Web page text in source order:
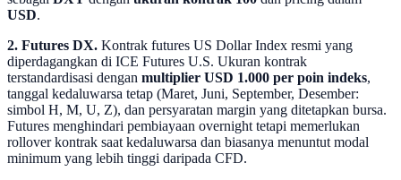
USD.
2. Futures DX. Kontrak futures US Dollar Index resmi yang
diperdagangkan di ICE Futures U.S. Ukuran kontrak
terstandardisasi dengan multiplier USD 1.000 per poin indeks,
tanggal kedaluwarsa tetap (Maret, Juni, September, Desember:
simbol H, M, U, Z), dan persyaratan margin yang ditetapkan bursa.
Futures menghindari pembiayaan overnight tetapi memerlukan
rollover kontrak saat kedaluwarsa dan biasanya menuntut modal
minimum yang lebih tinggi daripada CFD.